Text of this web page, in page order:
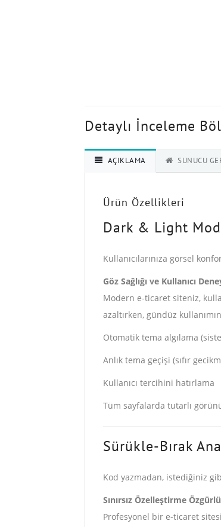
Detaylı İnceleme
AÇIKLAMA SUNUCU
Ürün Özellikleri
Dark & Light
Kullanıcılarınıza görsel
Göz Sağlığı ve Kullanıcı
Modern e-ticaret siteniz,
azaltırken, gündüz
Otomatik tema algılama
Anlık tema geçişi (sıfır
Kullanıcı tercihini hatırlama
Tüm sayfalarda tutarlı
Sürükle-Bırak
Kod yazmadan, istediğiniz
Sınırsız Özelleştirme
Profesyonel bir e-ticaret